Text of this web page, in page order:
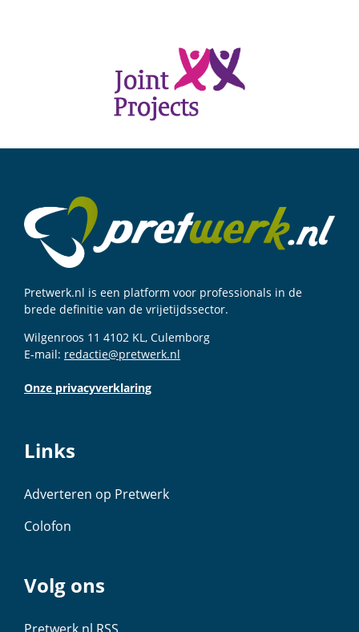
Pretwerk.nl is een platform voor professionals in de
brede definitie van de vrijetijdssector.
Wilgenroos 11 4102 KL, Culemborg
E-mail: redactie@pretwerk.nl
Onze privacyverklaring
Links
Adverteren op Pretwerk
Colofon
Volg ons